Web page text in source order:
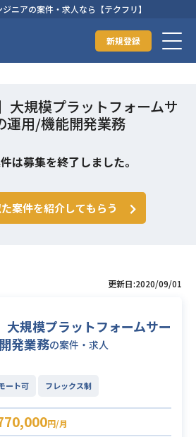
ニアの案件・求人なら【テクフリ】
新規登録
大規模プラットフォームサ
運用/機能開発業務
は募集を終了しました。
案件を紹介してもらう
更新日:2020/09/01
大規模プラットフォームサー
発業務の案件・求人
ート可 フレックス制
円/月